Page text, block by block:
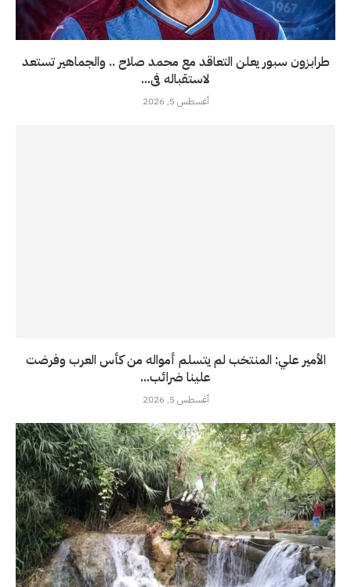
طرابزون سبور يعلن التعاقد مع محمد صلاح .. والجماهير تستعد
لاستقباله فى...
أغسطس 5, 2026
الأمير علي: المنتخب لم يتسلم أمواله من كأس العرب وفرضت
علينا ضرائب...
أغسطس 5, 2026